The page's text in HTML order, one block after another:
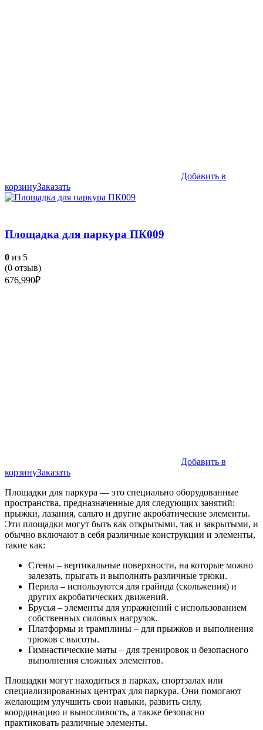
Добавить в
корзинуЗаказать
Площадка для паркура ПК009
0 из 5
(0 отзыв)
676,990₽
Добавить в
корзинуЗаказать
Площадки для паркура — это специально оборудованные
пространства, предназначенные для следующих занятий:
прыжки, лазания, сальто и другие акробатические элементы.
Эти площадки могут быть как открытыми, так и закрытыми, и
обычно включают в себя различные конструкции и элементы,
такие как:
Стены – вертикальные поверхности, на которые можно
залезать, прыгать и выполнять различные трюки.
Перила – используются для грайнда (скольжения) и
других акробатических движений.
Брусья – элементы для упражнений с использованием
собственных силовых нагрузок.
Платформы и трамплины – для прыжков и выполнения
трюков с высоты.
Гимнастические маты – для тренировок и безопасного
выполнения сложных элементов.
Площадки могут находиться в парках, спортзалах или
специализированных центрах для паркура. Они помогают
желающим улучшить свои навыки, развить силу,
координацию и выносливость, а также безопасно
практиковать различные элементы.